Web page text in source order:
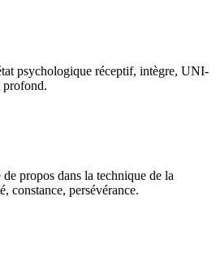
psychologique réceptif, intègre, UNI-
propos dans la technique de la
constance, persévérance.